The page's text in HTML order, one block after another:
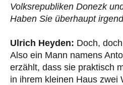
Volksrepubliken Donezk
Haben Sie überhaupt
Ulrich Heyden: Doch,
Also ein Mann namens
erzählt, dass sie praktisch
in ihrem kleinen Haus zwei